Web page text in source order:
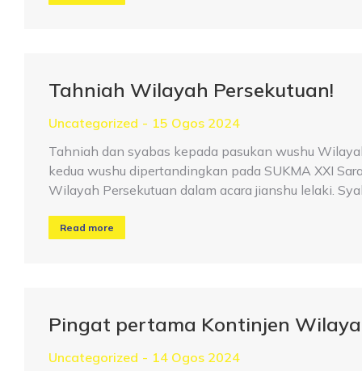
Tahniah Wilayah Persekutuan!
Uncategorized
15 Ogos 2024
Tahniah dan syabas kepada pasukan wushu
kedua wushu dipertandingkan pada SUKMA XXI
Wilayah Persekutuan dalam acara jianshu lelaki.
Read more
Pingat pertama Kontinjen
Uncategorized
14 Ogos 2024